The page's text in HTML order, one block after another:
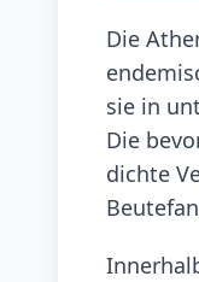
Die
sie in
Die
dichte